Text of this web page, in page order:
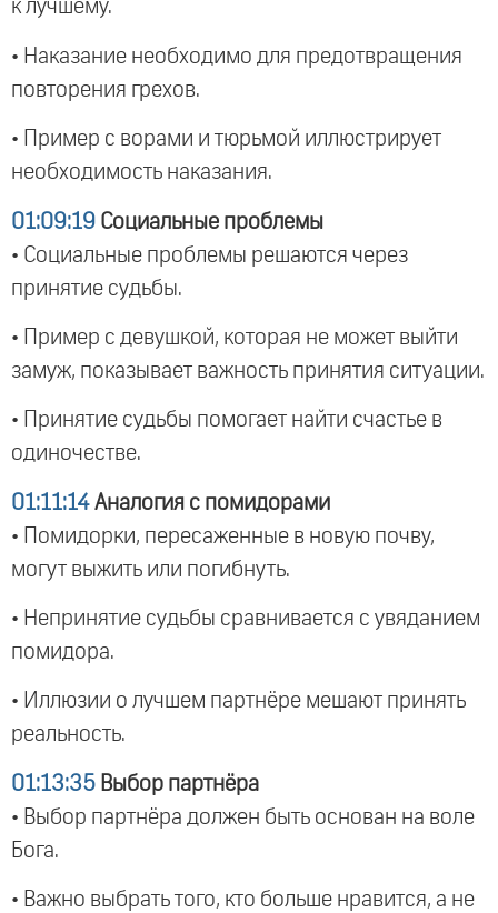
к лучшему.
• Наказание необходимо для предотвращения
повторения грехов.
• Пример с ворами и тюрьмой иллюстрирует
необходимость наказания.
01:09:19 Социальные проблемы
• Социальные проблемы решаются через
принятие судьбы.
• Пример с девушкой, которая не может выйти
замуж, показывает важность принятия ситуации.
• Принятие судьбы помогает найти счастье в
одиночестве.
01:11:14 Аналогия с помидорами
• Помидорки, пересаженные в новую почву,
могут выжить или погибнуть.
• Непринятие судьбы сравнивается с увяданием
помидора.
• Иллюзии о лучшем партнёре мешают принять
реальность.
01:13:35 Выбор партнёра
• Выбор партнёра должен быть основан на воле
Бога.
• Важно выбрать того, кто больше нравится, а не